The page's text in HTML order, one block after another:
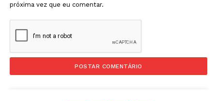
próxima vez que eu comentar.